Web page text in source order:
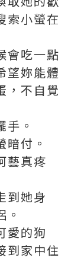
索小螢在
會吃一點
望妳能體
，不自覺
手。
付。
藝真疼
到她身
愛的狗
到家中住